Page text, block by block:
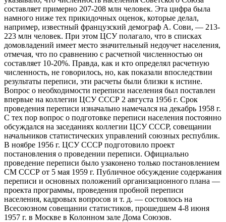
составляет примерно 207-208 млн человек. Эта цифра была
намного ниже тех прикидочных оценок, которые делал,
например, известный французский демограф А. Сови, — 213-
223 млн человек. При этом ЦСУ полагало, что в списках
домовладений имеет место значительный недоучет населения,
отмечая, что по сравнению с расчетной численностью он
составляет 10-20%. Правда, как и кто определял расчетную
численность, не говорилось, но, как показали впоследствии
результаты переписи, эти расчеты были близки к истине.
Вопрос о необходимости переписи населения был поставлен
впервые на коллегии ЦСУ СССР 2 августа 1956 г. Срок
проведения переписи изначально намечался на декабрь 1958 г.
С тех пор вопрос о подготовке переписи населения постоянно
обсуждался на заседаниях коллегии ЦСУ СССР, совещании
начальников статистических управлений союзных республик.
В ноябре 1956 г. ЦСУ СССР подготовило проект
постановления о проведении переписи. Официально
проведение переписи было узаконено только постановлением
СМ СССР от 5 мая 1959 г. Публичное обсуждение содержания
переписи и основных положений организационного плана —
проекта программы, проведения пробной переписи
населения, кадровых вопросов и т. д. — состоялось на
Всесоюзном совещании статистиков, прошедшем 4-8 июня
1957 г. в Москве в Колонном зале Дома Союзов.